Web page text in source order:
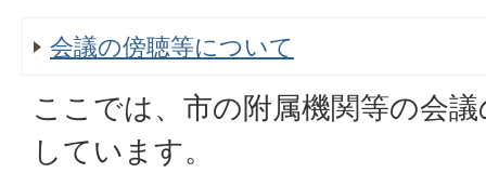
会議の傍聴等について
ここでは、市の附属機関等の会
しています。